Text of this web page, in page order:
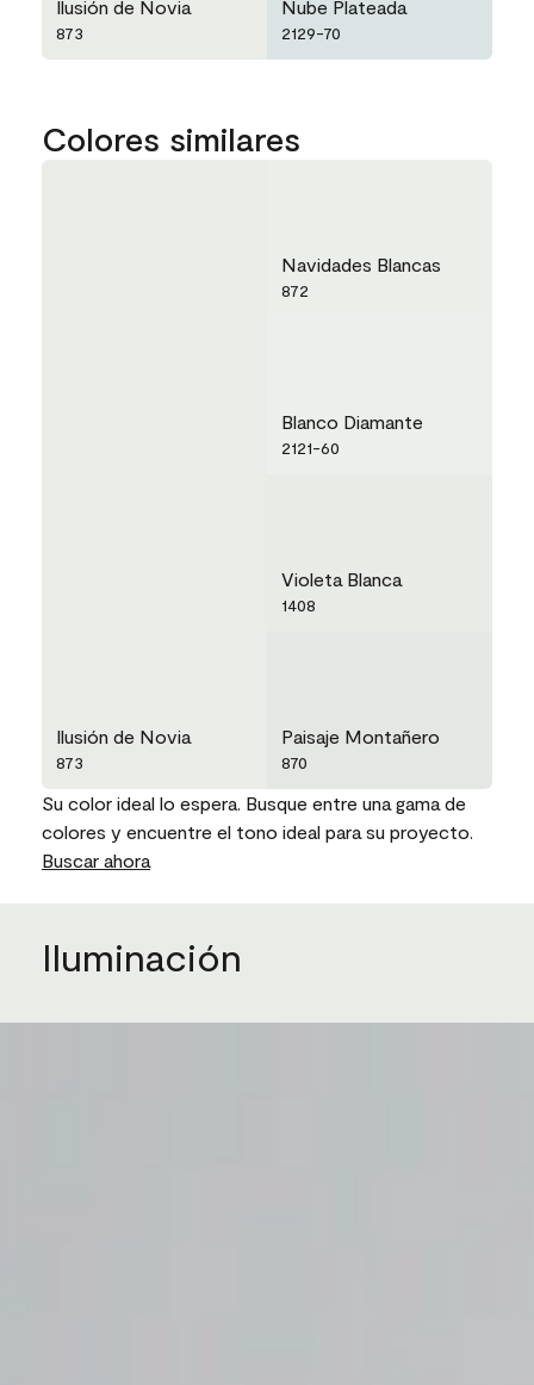
Ilusión de Novia
873
Nube Plateada
2129-70
Colores similares
Ilusión de Novia
873
Navidades Blancas
872
Blanco Diamante
2121-60
Violeta Blanca
1408
Paisaje Montañero
870
Su color ideal lo espera. Busque entre una gama de
colores y encuentre el tono ideal para su proyecto.
Buscar ahora
Iluminación